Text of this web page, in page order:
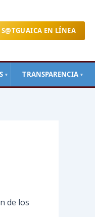
S@TGUAICA EN LÍNEA
▼ TRANSPARENCIA ▼
de los